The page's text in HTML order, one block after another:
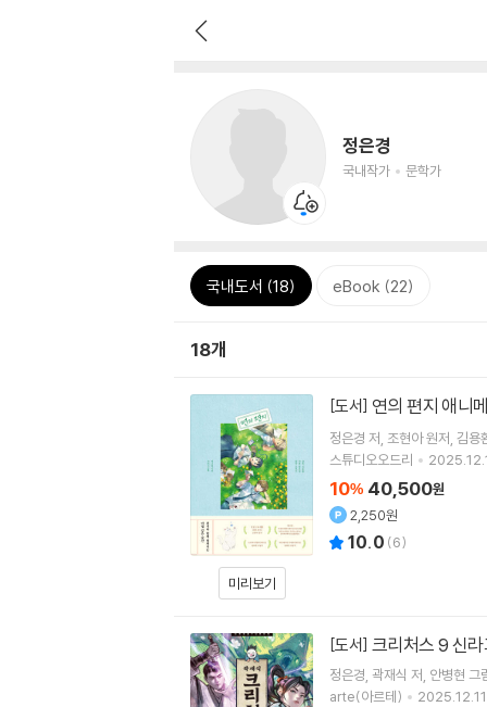
정은경
국내작가 문학가
국내도서 (18) eBook (22)
18개
미리보기
[도서] 연의 편지 애니
정은경 저 조현아원저 김용
스튜디오오드리
10% 40,500원
2,250원
10.0 (6)
[도서] 크리처스 9 신
정은경 곽재식 저 안병현 그
arte(아르테)